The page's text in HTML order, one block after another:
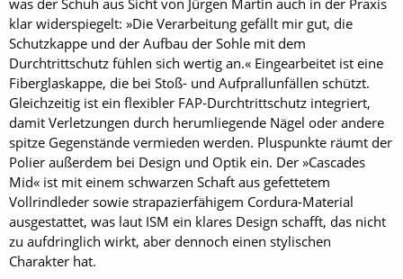
klar widerspiegelt: »Die Verarbeitung gefällt mir gut, die
Schutzkappe und der Aufbau der Sohle mit dem
Durchtrittschutz fühlen sich wertig an.« Eingearbeitet ist eine
Fiberglaskappe, die bei Stoß- und Aufprallunfällen schützt.
Gleichzeitig ist ein flexibler FAP-Durchtrittschutz integriert,
damit Verletzungen durch herumliegende Nägel oder andere
spitze Gegenstände vermieden werden. Pluspunkte räumt der
Polier außerdem bei Design und Optik ein. Der »Cascades
Mid« ist mit einem schwarzen Schaft aus gefettetem
Vollrindleder sowie strapazierfähigem Cordura-Material
ausgestattet, was laut ISM ein klares Design schafft, das nicht
zu aufdringlich wirkt, aber dennoch einen stylischen
Charakter hat.